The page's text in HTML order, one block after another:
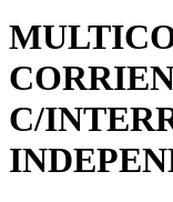
C/